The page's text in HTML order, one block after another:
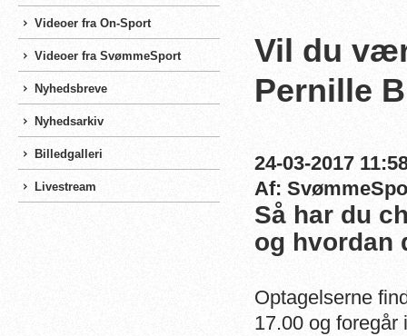
Videoer fra On-Sport
Videoer fra SvømmeSport
Nyhedsbreve
Nyhedsarkiv
Billedgalleri
Livestream
Vil du
Pernille
24-03-2017
Af:
Så har du
og hvordan
Optagelserne
17.00 og